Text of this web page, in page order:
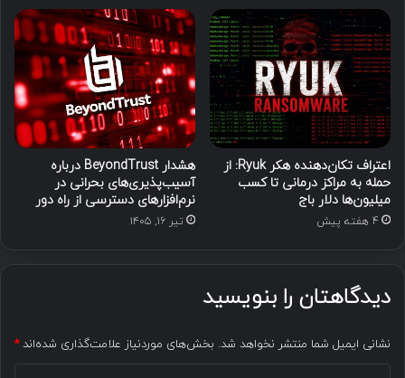
اعتراف تکان‌دهنده هکر Ryuk: از
حمله به مراکز درمانی تا کسب
میلیون‌ها دلار باج
4 هفته پیش
هشدار BeyondTrust درباره
آسیب‌پذیری‌های بحرانی در
نرم‌افزارهای دسترسی از راه دور
تیر ۱۶, ۱۴۰۵
دیدگاهتان را بنویسید
نشانی ایمیل شما منتشر نخواهد شد. بخش‌های موردنیاز علامت‌گذاری شده‌اند*